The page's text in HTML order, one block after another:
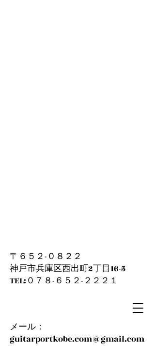
〒６５２-０８２２
神戸市兵庫区西出町2丁目16-5
​TEL:０７８-６５２-２２２１
メール：
guitarportkobe.com@gmail.com